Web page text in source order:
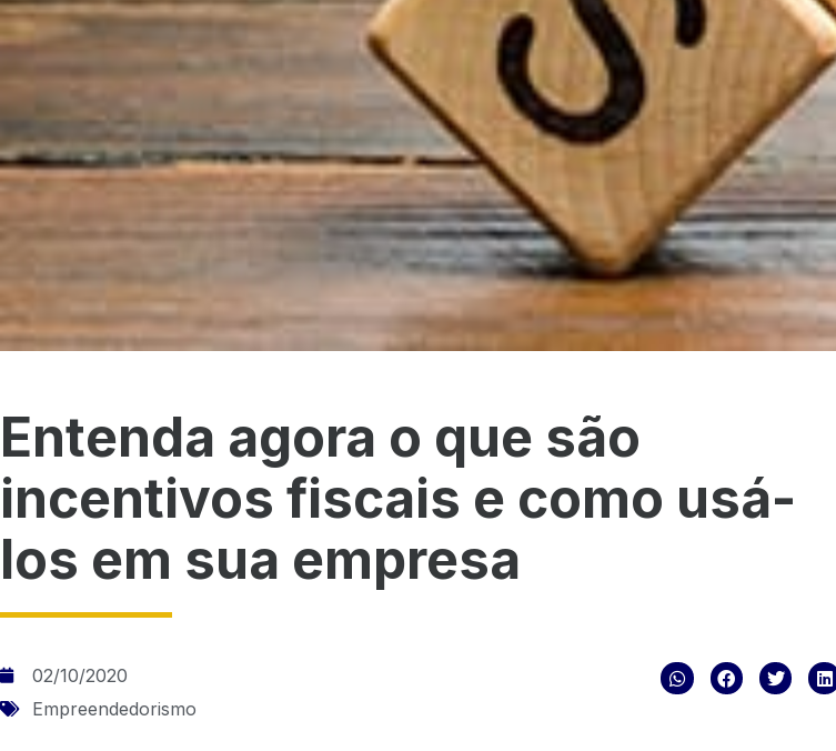
Entenda agora o que são
incentivos fiscais e como usá-
los em sua empresa
02/10/2020
Empreendedorismo